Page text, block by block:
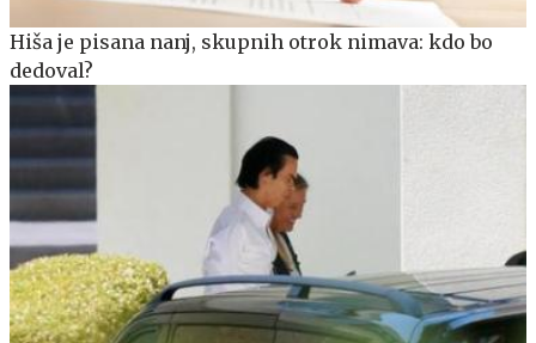
Hiša je pisana nanj, skupnih otrok nimava: kdo bo
dedoval?